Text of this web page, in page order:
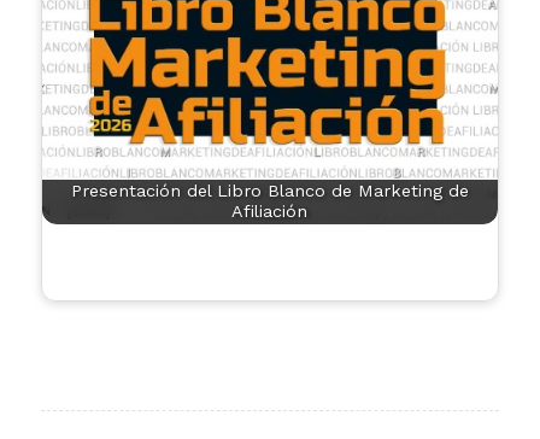
Presentación del Libro Blanco de Marketing de
Afiliación